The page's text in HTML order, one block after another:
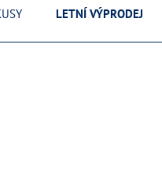
LETNÍ VÝPRODEJ